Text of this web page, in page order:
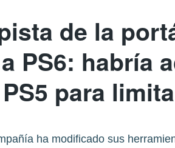
de la
PS6: habría
PS5 para
ha modificado sus